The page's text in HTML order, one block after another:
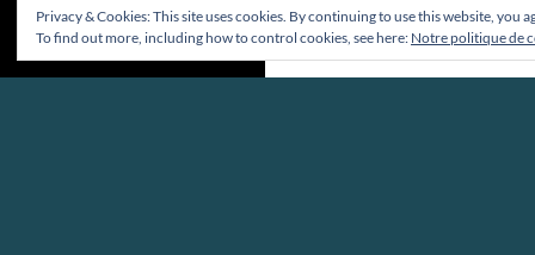
Privacy & Cookies: This site uses cookies. By continuing to use this website, you
To find out more, including how to control cookies, see here: Notre politique de